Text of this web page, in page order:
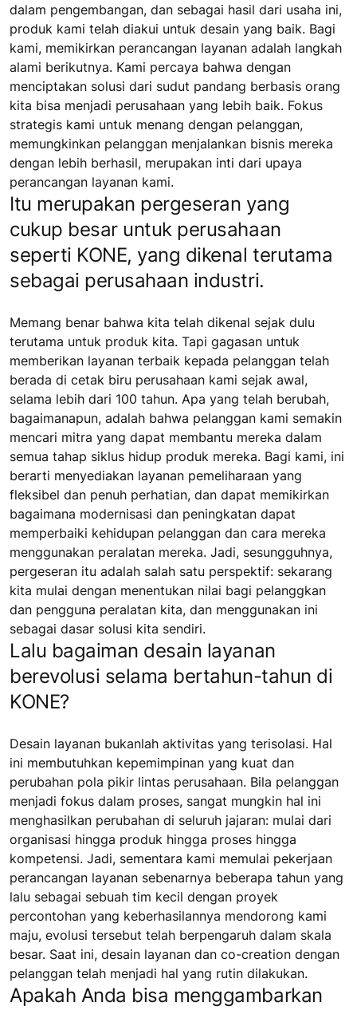
dalam pengembangan, dan sebagai hasil dari usaha ini,
produk kami telah diakui untuk desain yang baik. Bagi
kami, memikirkan perancangan layanan adalah langkah
alami berikutnya. Kami percaya bahwa dengan
menciptakan solusi dari sudut pandang berbasis orang
kita bisa menjadi perusahaan yang lebih baik. Fokus
strategis kami untuk menang dengan pelanggan,
memungkinkan pelanggan menjalankan bisnis mereka
dengan lebih berhasil, merupakan inti dari upaya
perancangan layanan kami.
Itu merupakan pergeseran yang
cukup besar untuk perusahaan
seperti KONE, yang dikenal terutama
sebagai perusahaan industri.
Memang benar bahwa kita telah dikenal sejak dulu
terutama untuk produk kita. Tapi gagasan untuk
memberikan layanan terbaik kepada pelanggan telah
berada di cetak biru perusahaan kami sejak awal,
selama lebih dari 100 tahun. Apa yang telah berubah,
bagaimanapun, adalah bahwa pelanggan kami semakin
mencari mitra yang dapat membantu mereka dalam
semua tahap siklus hidup produk mereka. Bagi kami, ini
berarti menyediakan layanan pemeliharaan yang
fleksibel dan penuh perhatian, dan dapat memikirkan
bagaimana modernisasi dan peningkatan dapat
memperbaiki kehidupan pelanggan dan cara mereka
menggunakan peralatan mereka. Jadi, sesungguhnya,
pergeseran itu adalah salah satu perspektif: sekarang
kita mulai dengan menentukan nilai bagi pelanggkan
dan pengguna peralatan kita, dan menggunakan ini
sebagai dasar solusi kita sendiri.
Lalu bagaiman desain layanan
berevolusi selama bertahun-tahun di
KONE?
Desain layanan bukanlah aktivitas yang terisolasi. Hal
ini membutuhkan kepemimpinan yang kuat dan
perubahan pola pikir lintas perusahaan. Bila pelanggan
menjadi fokus dalam proses, sangat mungkin hal ini
menghasilkan perubahan di seluruh jajaran: mulai dari
organisasi hingga produk hingga proses hingga
kompetensi. Jadi, sementara kami memulai pekerjaan
perancangan layanan sebenarnya beberapa tahun yang
lalu sebagai sebuah tim kecil dengan proyek
percontohan yang keberhasilannya mendorong kami
maju, evolusi tersebut telah berpengaruh dalam skala
besar. Saat ini, desain layanan dan co-creation dengan
pelanggan telah menjadi hal yang rutin dilakukan.
Apakah Anda bisa menggambarkan